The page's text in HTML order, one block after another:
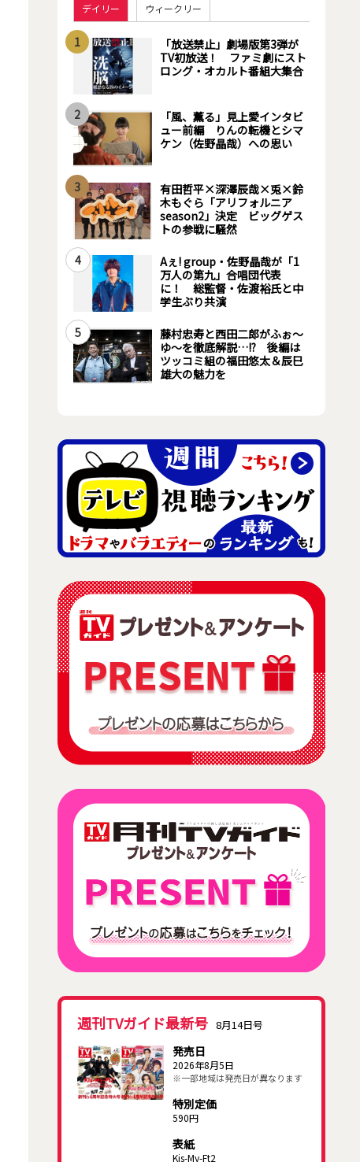
デイリー ウィークリー
1
「放送禁止」劇場版第3弾が
TV初放送！ ファミ劇にスト
ロング・オカルト番組大集合
2
「風、薫る」見上愛インタビ
ュー前編 りんの転機とシマ
ケン（佐野晶哉）への思い
3
有田哲平×深澤辰哉×兎×鈴
木もぐら「アリフォルニア
season2」決定 ビッグゲス
トの参戦に騒然
4
Aぇ! group・佐野晶哉が「1
万人の第九」合唱団代表
に！ 総監督・佐渡裕氏と中
学生ぶり共演
5
藤村忠寿と西田二郎がふぉ～
ゆ～を徹底解説…!? 後編は
ツッコミ組の福田悠太＆辰巳
雄大の魅力を
週刊TVガイド最新号 8月14日号
発売日
2026年8月5日
※一部地域は発売日が異なります
特別定価
590円
表紙
Kis-My-Ft2